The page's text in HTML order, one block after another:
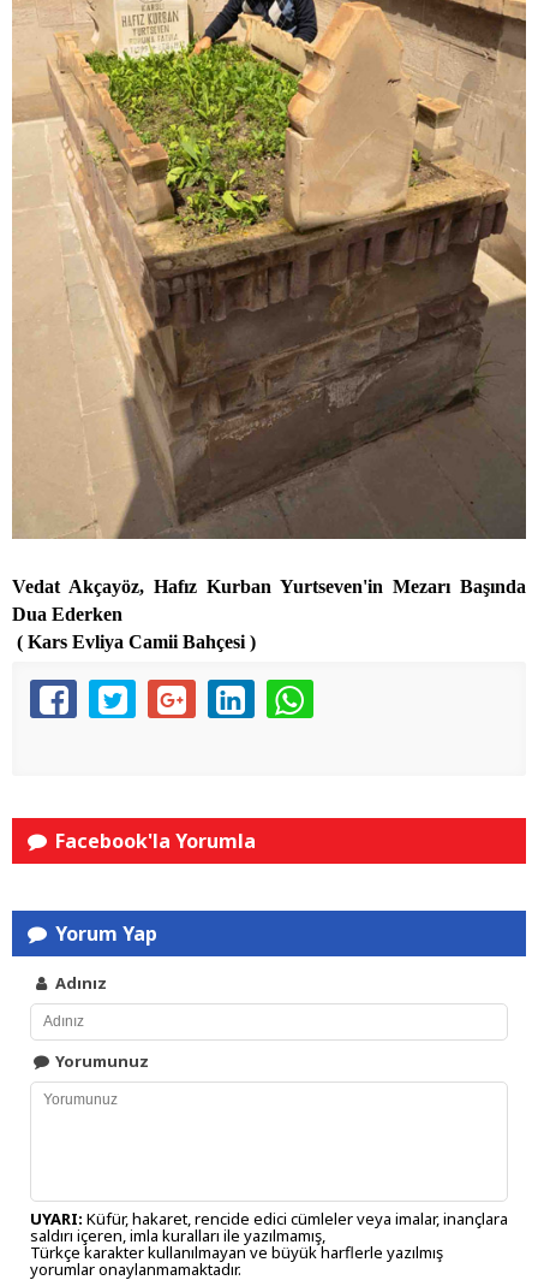
Vedat Akçayöz, Hafız Kurban Yurtseven'in Mezarı Başında
Dua Ederken
( Kars Evliya Camii Bahçesi )
Facebook'la Yorumla
Yorum Yap
Adınız
Yorumunuz
UYARI: Küfür, hakaret, rencide edici cümleler veya imalar, inançlara
saldırı içeren, imla kuralları ile yazılmamış,
Türkçe karakter kullanılmayan ve büyük harflerle yazılmış
yorumlar onaylanmamaktadır.